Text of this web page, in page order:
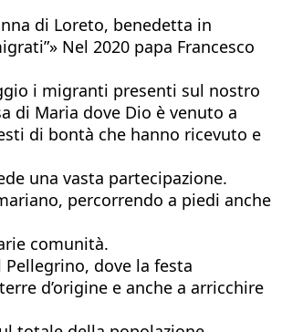
di Loreto, benedetta in
Nel 2020 papa Francesco
i migranti presenti sul nostro
di Maria dove Dio è venuto a
di bontà che hanno ricevuto e
una vasta partecipazione.
percorrendo a piedi anche
comunità.
dove la festa
d’origine e anche a arricchire